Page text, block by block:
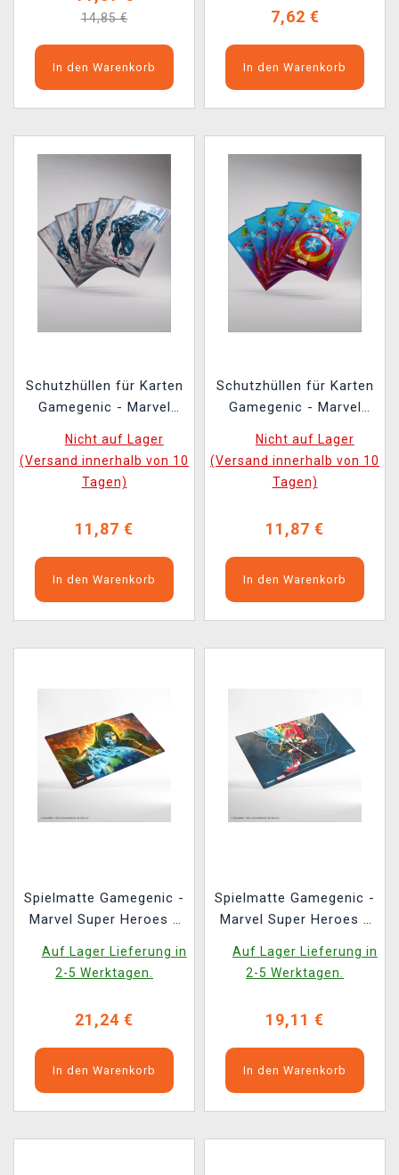
14,85 €
In den Warenkorb
7,62 €
In den Warenkorb
Schutzhüllen für Karten
Gamegenic - Marvel
Premium Double
Sleeving Black Panter
(105 Stk.)
Nicht auf Lager
(Versand innerhalb von 10
Tagen)
11,87 €
In den Warenkorb
Schutzhüllen für Karten
Gamegenic - Marvel
Premium Double
Sleeving Captian
America, Team Leader
Nicht auf Lager
(Versand innerhalb von 10
Tagen)
11,87 €
In den Warenkorb
Spielmatte Gamegenic -
Marvel Super Heroes -
Auf Lager Lieferung in
2-5 Werktagen.
21,24 €
In den Warenkorb
Spielmatte Gamegenic -
Marvel Super Heroes -
Auf Lager Lieferung in
2-5 Werktagen.
19,11 €
In den Warenkorb